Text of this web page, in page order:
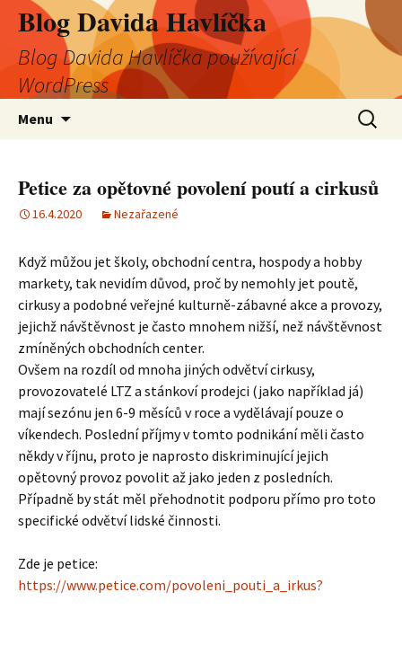
Blog Davida Havlíčka
Blog Davida Havlíčka používající
WordPress
Menu
Petice za opětovné povolení poutí a cirkusů
16.4.2020 Nezařazené
Když můžou jet školy, obchodní centra, hospody a hobby
markety, tak nevidím důvod, proč by nemohly jet poutě,
cirkusy a podobné veřejné kulturně-zábavné akce a provozy,
jejichž návštěvnost je často mnohem nižší, než návštěvnost
zmíněných obchodních center.
Ovšem na rozdíl od mnoha jiných odvětví cirkusy,
provozovatelé LTZ a stánkoví prodejci (jako například já)
mají sezónu jen 6-9 měsíců v roce a vydělávají pouze o
víkendech. Poslední příjmy v tomto podnikání měli často
někdy v říjnu, proto je naprosto diskriminující jejich
opětovný provoz povolit až jako jeden z posledních.
Případně by stát měl přehodnotit podporu přímo pro toto
specifické odvětví lidské činnosti.
Zde je petice:
https://www.petice.com/povoleni_pouti_a_irkus?